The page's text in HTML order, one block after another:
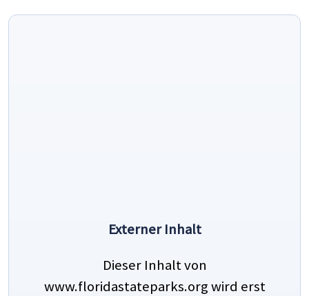
Externer Inhalt
Dieser Inhalt von
www.floridastateparks.org wird erst